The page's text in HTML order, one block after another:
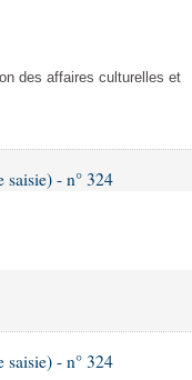
des affaires culturelles et
saisie) - n° 324
saisie) - n° 324